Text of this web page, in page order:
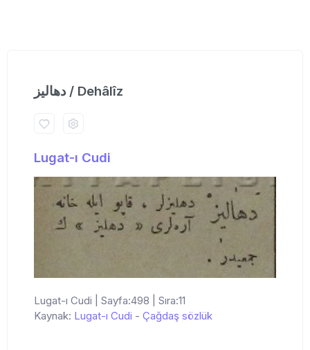
دهالیز / Dehâlîz
Lugat-ı Cudi
Lugat-ı Cudi | Sayfa:498 | Sıra:11
Kaynak: Lugat-ı Cudi - Çağdaş sözlük